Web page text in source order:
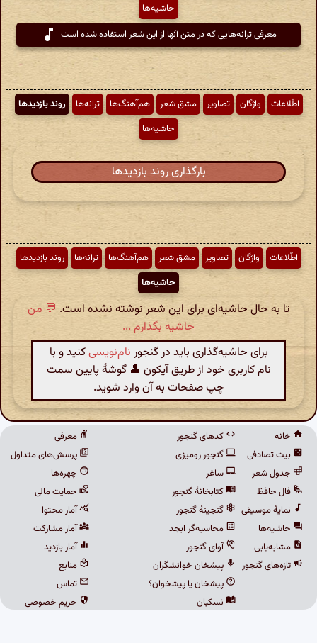
حاشیه‌ها
معرفی ترانه‌هایی که در متن آنها از این شعر استفاده شده است
اطّلاعات واژگان تصاویر مشق شعر هم‌آهنگ‌ها ترانه‌ها
روند بازدیدها
حاشیه‌ها
بارگذاری روند بازدیدها
اطّلاعات واژگان تصاویر مشق شعر هم‌آهنگ‌ها ترانه‌ها
روند بازدیدها
حاشیه‌ها
تا به حال حاشیه‌ای برای این شعر نوشته نشده است. 💬 من
حاشیه بگذارم ...
برای حاشیه‌گذاری باید در گنجور نام‌نویسیکنید و با
نام کاربری خود از طریق آیکون 👤 گوشهٔ پایین سمت
چپ صفحات به آن وارد شوید.
خانه
بیت تصادفی
جدول شعر
فال حافظ
نمایهٔ موسیقی
حاشیه‌ها
مشابه‌یابی
تازه‌های گنجور
کدهای گنجور
گنجور رومیزی
ساغر
کتابخانهٔ گنجور
گنجینهٔ گنجور
محاسبه‌گر ابجد
آوای گنجور
پیشخان خوانشگران
پیشخان یا پیشخوان؟
نسکبان
معرفی
پرسش‌های متداول
چهره‌ها
حمایت مالی
آمار محتوا
آمار مشارکت
آمار بازدید
منابع
تماس
حریم خصوصی